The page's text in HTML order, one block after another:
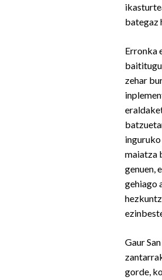
bategaz
Erronka
zehar
maiatza
genuen,
gehiago
Gaur
gorde,